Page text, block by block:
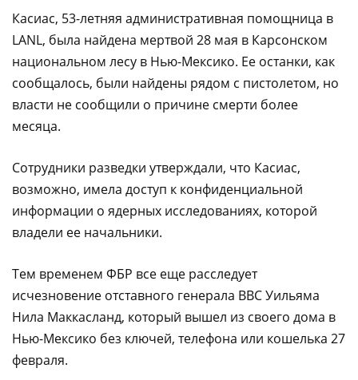
Касиас, 53-летняя административная помощница в
LANL, была найдена мертвой 28 мая в Карсонском
национальном лесу в Нью-Мексико. Ее останки, как
сообщалось, были найдены рядом с пистолетом, но
власти не сообщили о причине смерти более
месяца.
Сотрудники разведки утверждали, что Касиас,
возможно, имела доступ к конфиденциальной
информации о ядерных исследованиях, которой
владели ее начальники.
Тем временем ФБР все еще расследует
исчезновение отставного генерала ВВС Уильяма
Нила Маккасланд, который вышел из своего дома в
Нью-Мексико без ключей, телефона или кошелька 27
февраля.